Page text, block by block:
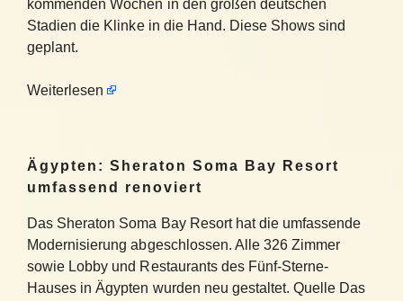
kommenden Wochen in den großen deutschen
Stadien die Klinke in die Hand. Diese Shows sind
geplant.
Weiterlesen
Ägypten: Sheraton Soma Bay Resort
umfassend renoviert
Das Sheraton Soma Bay Resort hat die umfassende
Modernisierung abgeschlossen. Alle 326 Zimmer
sowie Lobby und Restaurants des Fünf-Sterne-
Hauses in Ägypten wurden neu gestaltet. Quelle Das